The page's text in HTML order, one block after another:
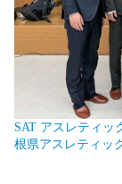
SAT アスレティッ
根県アスレティッ